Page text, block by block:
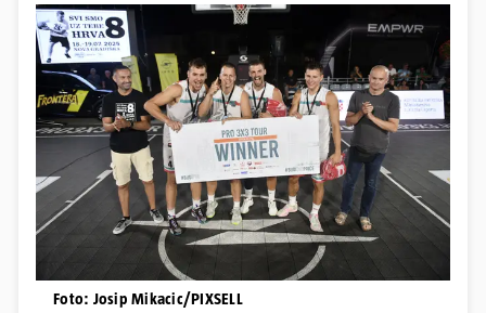
Foto: Josip Mikacic/PIXSELL